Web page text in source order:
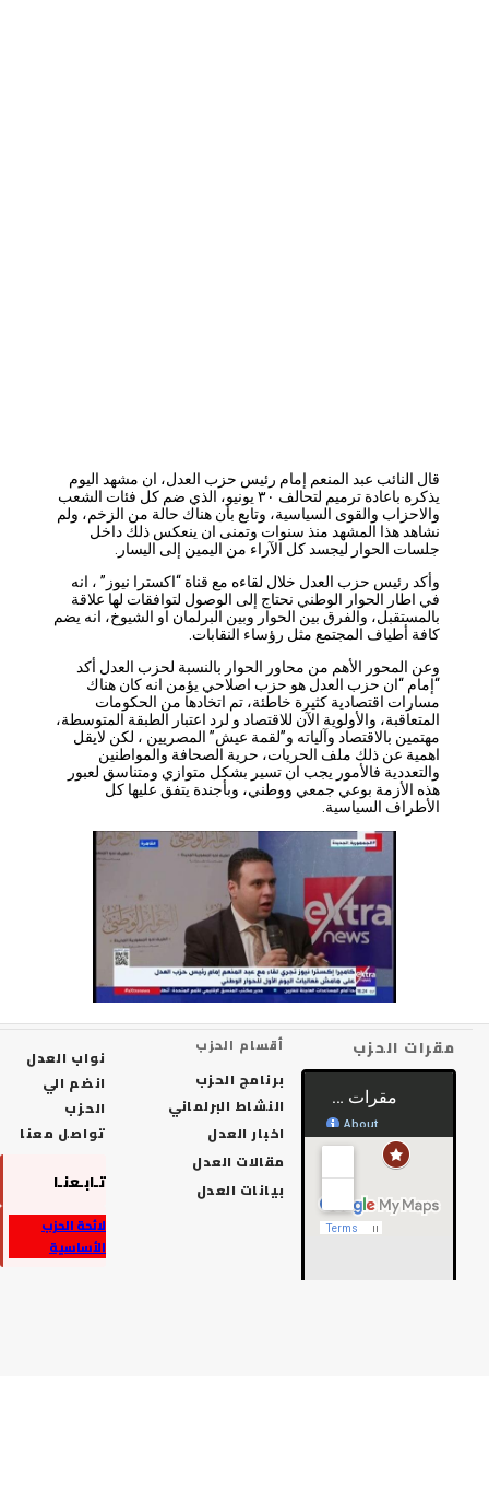
قال النائب عبد المنعم إمام رئيس حزب العدل، ان مشهد اليوم
يذكره باعادة ترميم لتحالف ٣٠ يونيو، الذي ضم كل فئات الشعب
والاحزاب والقوى السياسية، وتابع بأن هناك حالة من الزخم، ولم
نشاهد هذا المشهد منذ سنوات وتمنى ان ينعكس ذلك داخل
جلسات الحوار ليجسد كل الآراء من اليمين إلى اليسار.
وأكد رئيس حزب العدل خلال لقاءه مع قناة “اكسترا نيوز” ، انه
في اطار الحوار الوطني نحتاج إلى الوصول لتوافقات لها علاقة
بالمستقبل، والفرق بين الحوار وبين البرلمان او الشيوخ، انه يضم
كافة أطياف المجتمع مثل رؤساء النقابات.
وعن المحور الأهم من محاور الحوار بالنسبة لحزب العدل أكد
“إمام “ان حزب العدل هو حزب اصلاحي يؤمن انه كان هناك
مسارات اقتصادية كثيرة خاطئة، تم اتخادها من الحكومات
المتعاقبة، والأولوية الآن للاقتصاد و لرد اعتبار الطبقة المتوسطة،
مهتمين بالاقتصاد وآلياته و”لقمة عيش” المصريين ، لكن لايقل
اهمية عن ذلك ملف الحريات، حرية الصحافة والمواطنين
والتعددية فالأمور يجب ان تسير بشكل متوازي ومتناسق لعبور
هذه الأزمة بوعي جمعي ووطني، وبأجندة يتفق عليها كل
الأطراف السياسية.
الحزب أقسام الحزب
برنامج الحزب
النشاط البرلماني
اخبار العدل
مقالات العدل
بيانات العدل
نواب العدل
انضم الي
تواصل معنا
تـابـعنـا
لائحة الحزب
الأساسية